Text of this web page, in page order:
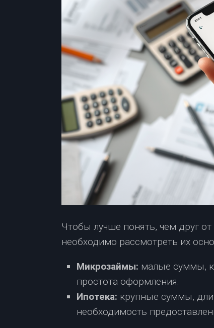
Чтобы лучше понять, чем друг
необходимо рассмотреть их
Микрозаймы: малые суммы,
простота оформления.
Ипотека: крупные суммы,
необходимость